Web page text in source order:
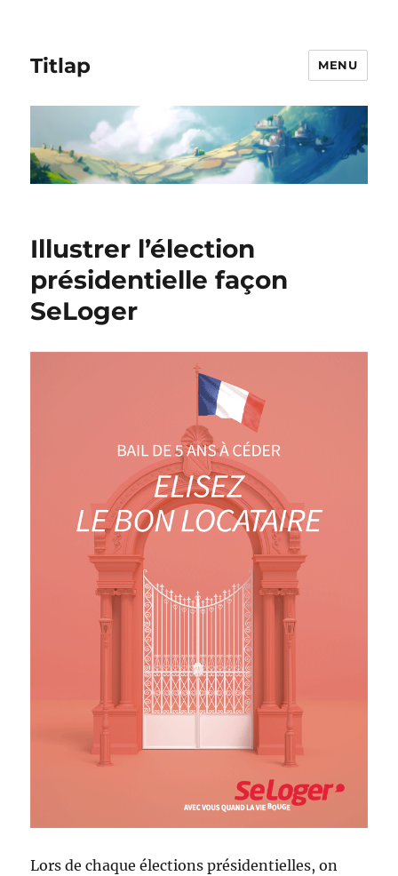
Titlap MENU
Illustrer l’élection
présidentielle façon
SeLoger
Lors de chaque élections présidentielles, on